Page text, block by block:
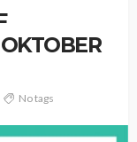
No tags